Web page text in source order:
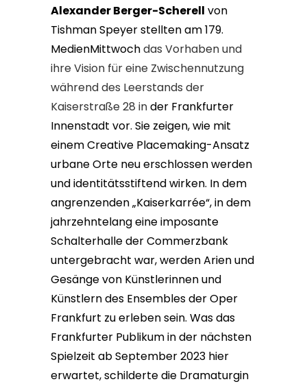
Alexander Berger-Scherell von
Tishman Speyer stellten am 179.
MedienMittwochdas Vorhaben und
ihre Vision für eine Zwischennutzung
während des Leerstands der
Kaiserstraße 28 inder Frankfurter
Innenstadt vor. Sie zeigen, wie mit
einem Creative Placemaking-Ansatz
urbane Orte neu erschlossen werden
und identitätsstiftend wirken. In dem
angrenzenden „Kaiserkarrée“, in dem
jahrzehntelang eine imposante
Schalterhalle der Commerzbank
untergebracht war, werden Arien und
Gesänge von Künstlerinnen und
Künstlern des Ensembles der Oper
Frankfurt zu erleben sein. Was das
Frankfurter Publikum in der nächsten
Spielzeit ab September 2023 hier
erwartet, schilderte die Dramaturgin